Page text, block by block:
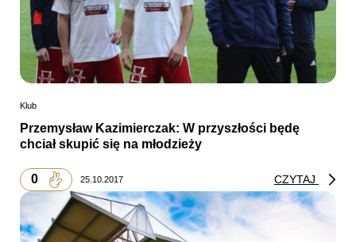
Klub
Przemysław Kazimierczak: W przyszłości będę
chciał skupić się na młodzieży
0 25.10.2017 CZYTAJ